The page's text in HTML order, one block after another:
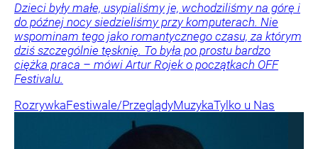
Dzieci były małe, usypialiśmy je, wchodziliśmy na górę i
do późnej nocy siedzieliśmy przy komputerach. Nie
wspominam tego jako romantycznego czasu, za którym
dziś szczególnie tęsknię. To była po prostu bardzo
ciężka praca – mówi Artur Rojek o początkach OFF
Festivalu.
RozrywkaFestiwale/PrzeglądyMuzykaTylko u Nas